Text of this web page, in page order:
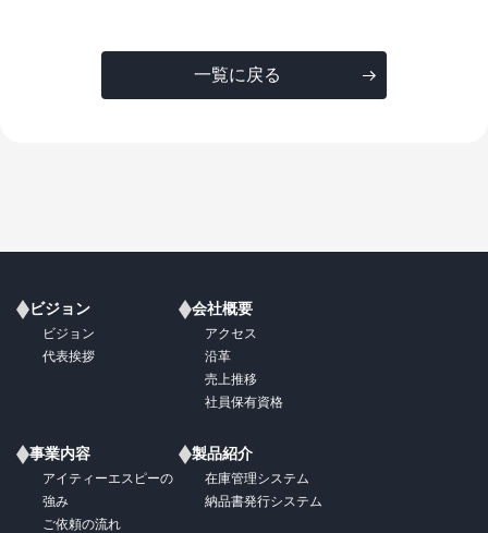
一覧に戻る
ビジョン
ビジョン
代表挨拶
会社概要
アクセス
沿革
売上推移
社員保有資格
事業内容
アイティーエスピーの
強み
ご依頼の流れ
製品紹介
在庫管理システム
納品書発行システム